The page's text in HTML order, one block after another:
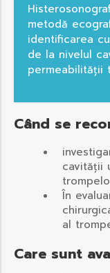
metodă
identificarea
de la nivelul
permeabilității
Când se
cavității
În
al
Care sunt